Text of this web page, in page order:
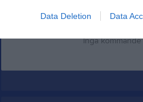
Data Deletion Data
Inga